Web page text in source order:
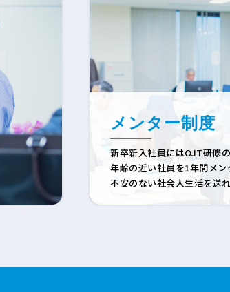
メンター制度
新卒新入社員にはOJT研修
年齢の近い社員を1年間メン
不安のない社会人生活を送